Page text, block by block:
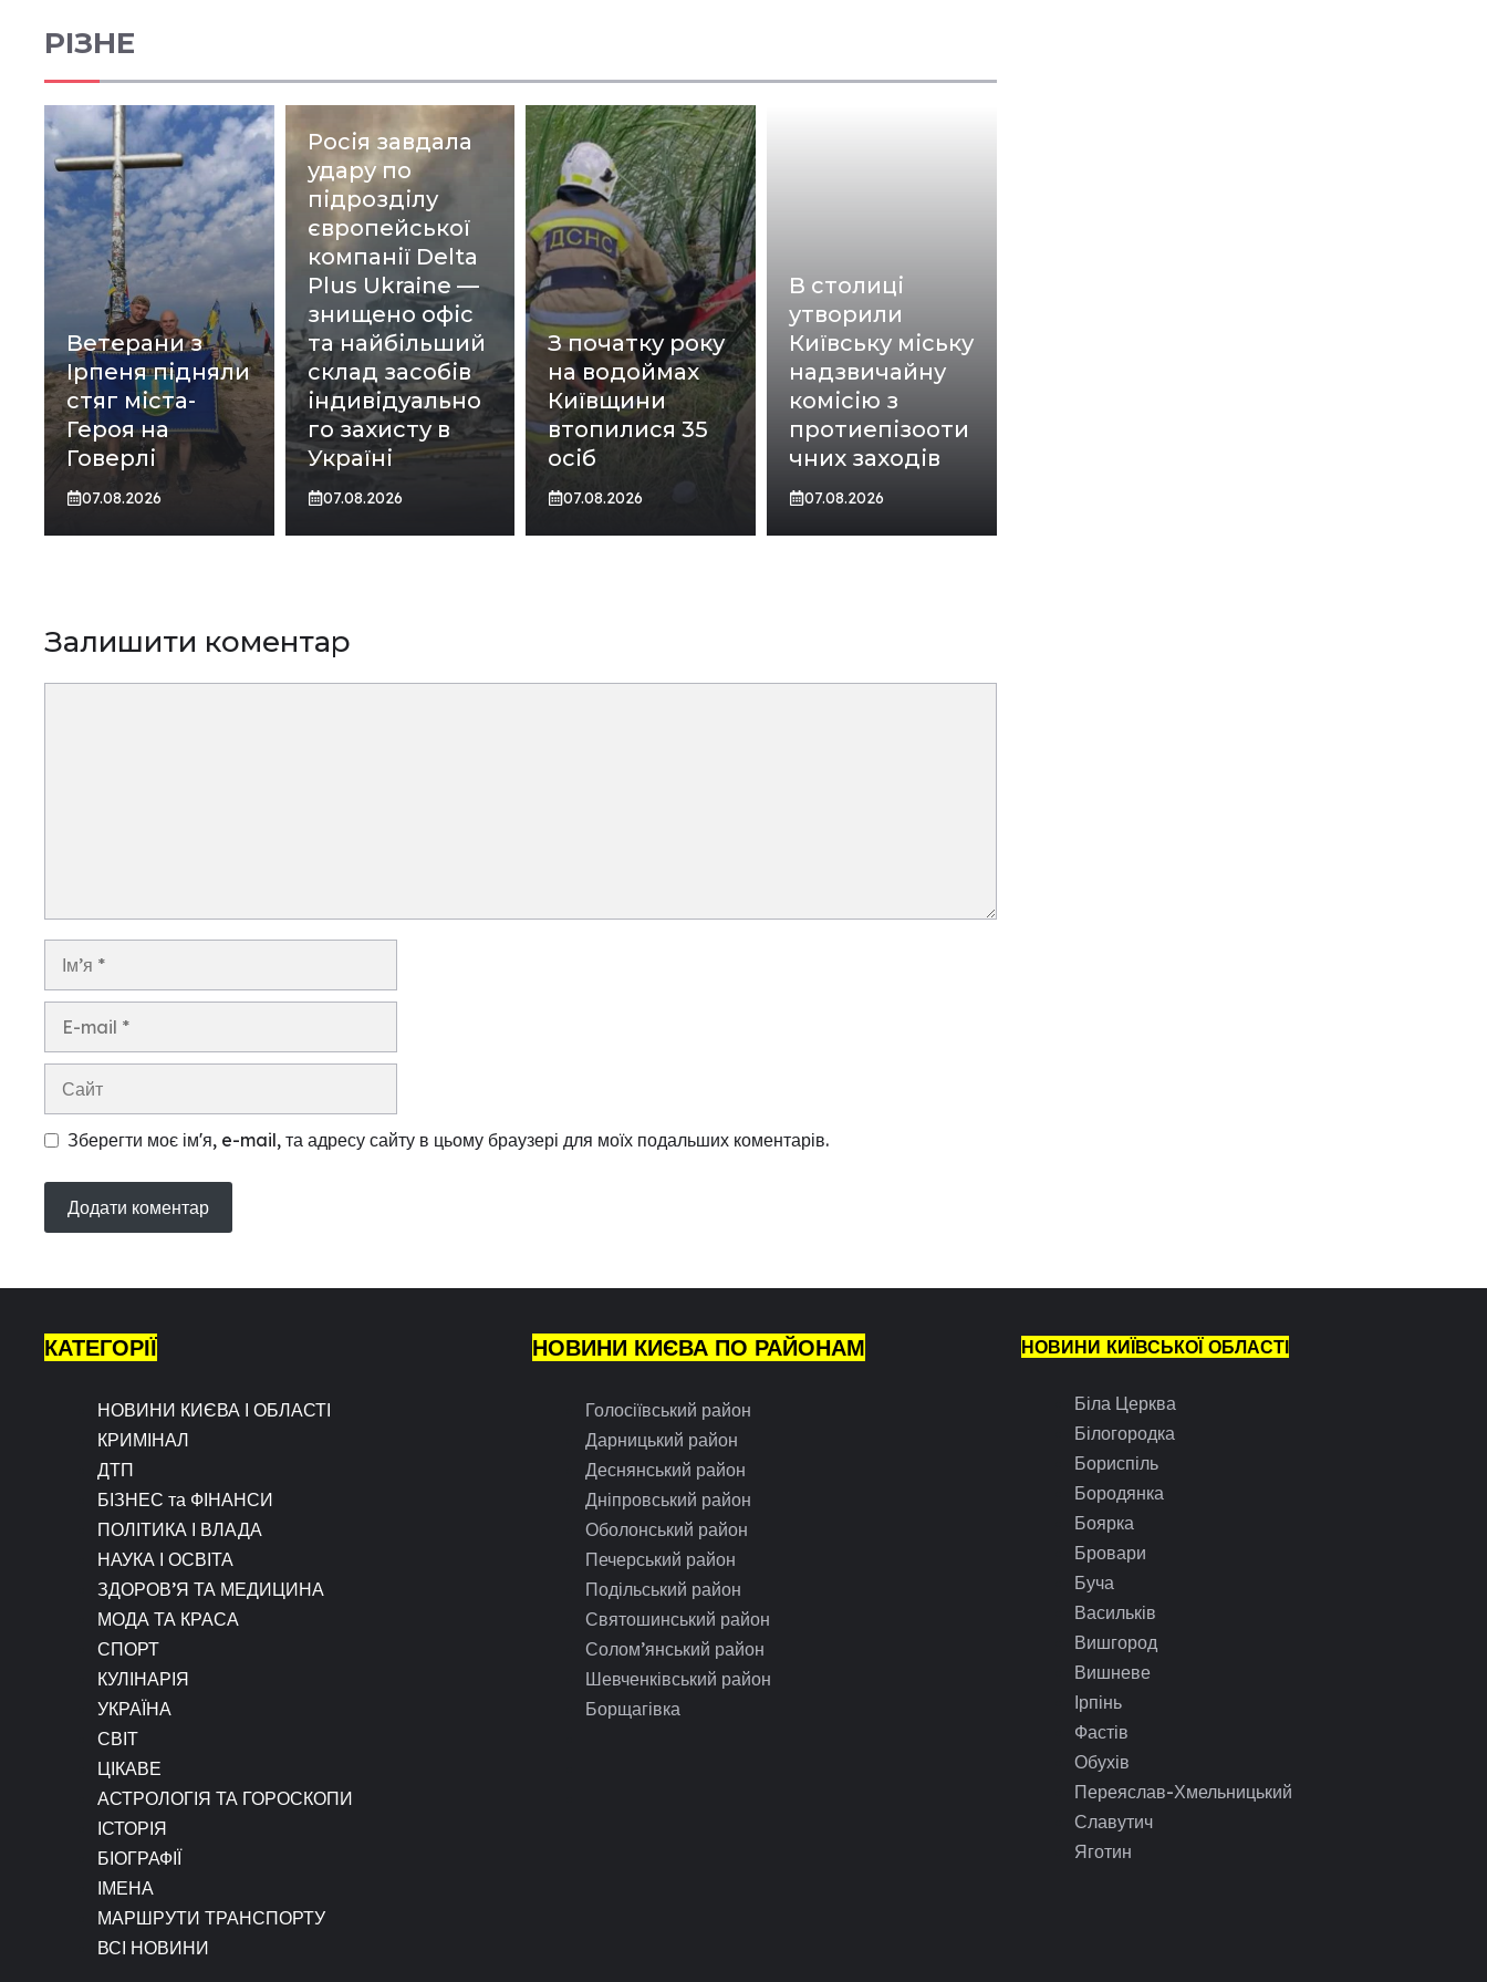
РІЗНЕ
Ветерани з
Ірпеня підняли
стяг міста-
Героя на
Говерлі
07.08.2026
Росія завдала
удару по
підрозділу
європейської
компанії Delta
Plus Ukraine —
знищено офіс
та найбільший
склад засобів
індивідуально
го захисту в
Україні
07.08.2026
З початку року
на водоймах
Київщини
втопилися 35
осіб
07.08.2026
В столиці
утворили
Київську міську
надзвичайну
комісію з
протиепізооти
чних заходів
07.08.2026
Залишити коментар
Зберегти моє ім'я, e-mail, та адресу сайту в цьому браузері для моїх подальших коментарів.
КАТЕГОРІЇ
НОВИНИ КИЄВА І ОБЛАСТІ
КРИМІНАЛ
ДТП
БІЗНЕС та ФІНАНСИ
ПОЛІТИКА І ВЛАДА
НАУКА І ОСВІТА
ЗДОРОВ’Я ТА МЕДИЦИНА
МОДА ТА КРАСА
СПОРТ
КУЛІНАРІЯ
УКРАЇНА
СВІТ
ЦІКАВЕ
АСТРОЛОГІЯ ТА ГОРОСКОПИ
ІСТОРІЯ
БІОГРАФІЇ
ІМЕНА
МАРШРУТИ ТРАНСПОРТУ
ВСІ НОВИНИ
НОВИНИ КИЄВА ПО РАЙОНАМ
Голосіївський район
Дарницький район
Деснянський район
Дніпровський район
Оболонський район
Печерський район
Подільський район
Святошинський район
Солом’янський район
Шевченківський район
Борщагівка
НОВИНИ КИЇВСЬКОЇ ОБЛАСТІ
Біла Церква
Білогородка
Бориспіль
Бородянка
Боярка
Бровари
Буча
Васильків
Вишгород
Вишневе
Ірпінь
Фастів
Обухів
Переяслав-Хмельницький
Славутич
Яготин